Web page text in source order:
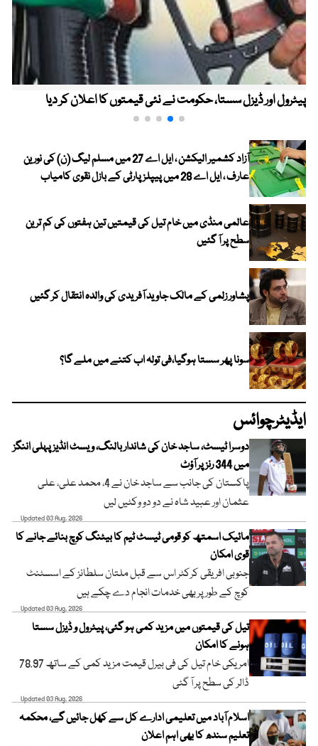
پیٹرول اور ڈیزل سستا، حکومت نے نئی قیمتوں کا اعلان کر دیا
آزاد کشمیر الیکشن ، ایل اے 27 میں مسلم لیگ (ن) کی نورین
عارف ، ایل اے 28 میں پیپلز پارٹی کے بازل نقوی کامیاب
عالمی منڈی میں خام تیل کی قیمتیں تین ہفتوں کی کم ترین
سطح پر آ گئیں
پشاور زلمی کے مالک جاوید آفریدی کی والدہ انتقال کر گئیں
سونا پھر سستا ہوگیا،فی تولہ اب کتنے میں ملے گا؟
ایڈیٹرچوائس
دوسرا ٹیسٹ، ساجد خان کی شاندار بالنگ، ویسٹ انڈیز پہلی اننگز
میں 344 رنز پر آؤٹ
پاکستان کی جانب سے ساجد خان نے 4، محمد علی، علی
عثمان اور عبید شاہ نے دو دو وکٹیں لیں
Updated 03 Aug, 2026
مائیک اسمتھ کو قومی ٹیسٹ ٹیم کا بیٹنگ کوچ بنائے جانے کا
قوی امکان
جنوبی افریقی کرکٹر اس سے قبل ملتان سلطانز کے اسسٹنٹ
کوچ کے طور پر بھی خدمات انجام دے چکے ہیں
Updated 03 Aug, 2026
تیل کی قیمتوں میں مزید کمی ہو گئی، پیٹرول و ڈیزل سستا
ہونے کا امکان
امریکی خام تیل کی فی بیرل قیمت مزید کمی کے ساتھ 78.97
ڈالر کی سطح پر آ گئی
Updated 03 Aug, 2026
اسلام آباد میں تعلیمی ادارے کل سے کھل جائیں گے، محکمہ
تعلیم سندھ کا بھی اہم اعلان